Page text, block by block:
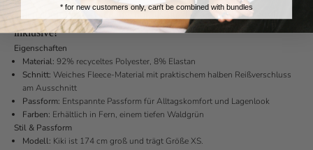
einen sportlich-relaxeden Look. Kalte Tage gemeistert, Style
inklusive!
Eigenschaften
Material: 92% recyceltes Polyester, 8% Elastan
Schnitt: Weiches Fleece-Material mit praktischem halben Reißverschluss
am Ausschnitt
Passform: Entspannte Passform für Alltagskomfort und Lagenlook
Farben: Erhältlich in Fern, einem tiefen Waldgrün
Stil & Passform
Modell: Kiki ist 174 cm groß und trägt Größe XS.
* for new customers only, can't be combined with bundles